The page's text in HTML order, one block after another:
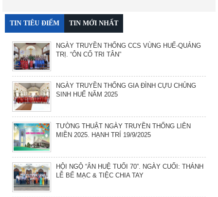
TIN TIÊU ĐIỂM TIN MỚI NHẤT
NGÀY TRUYỀN THỐNG CCS VÙNG HUẾ-QUẢNG
TRỊ. “ÔN CỐ TRI TÂN”
NGÀY TRUYỀN THỐNG GIA ĐÌNH CỰU CHỦNG
SINH HUẾ NĂM 2025
TƯỜNG THUẬT NGÀY TRUYỀN THỐNG LIÊN
MIỀN 2025. HẠNH TRÍ 19/9/2025
HỘI NGỘ “ÂN HUỆ TUỔI 70”. NGÀY CUỐI: THÁNH
LỄ BẾ MẠC & TIỆC CHIA TAY